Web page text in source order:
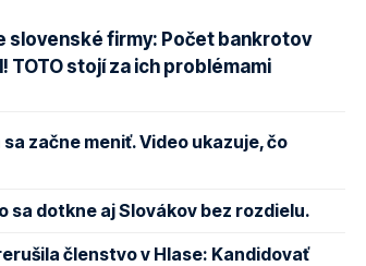
slovenské firmy: Počet bankrotov
TOTO stojí za ich problémami
začne meniť. Video ukazuje, čo
sa dotkne aj Slovákov bez rozdielu.
členstvo v Hlase: Kandidovať